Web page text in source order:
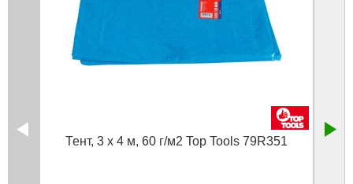
Тент, 3 x 4 м, 60 г/м2 Top Tools 79R351